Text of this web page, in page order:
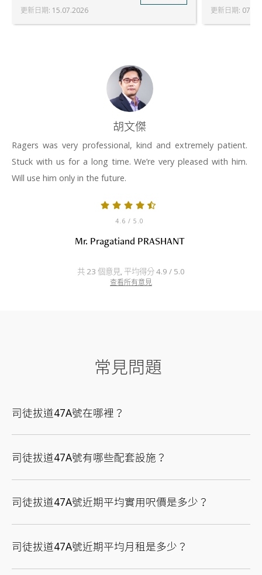
更新日期: 15.07.2026 更新日期:
胡文傑
Ragers was very professional, kind and extremely patient.
Stuck with us for a long time. We’re very pleased with him.
Will use him only in the future.
4.6 / 5.0
Mr. Pragatiand PRASHANT
共 23 個意見, 平均得分 4.9 / 5.0
查看所有意見
常見問題
司徒拔道47A號在哪裡？
司徒拔道47A號有哪些配套設施？
司徒拔道47A號近期平均實用呎價是多少？
司徒拔道47A號近期平均月租是多少？